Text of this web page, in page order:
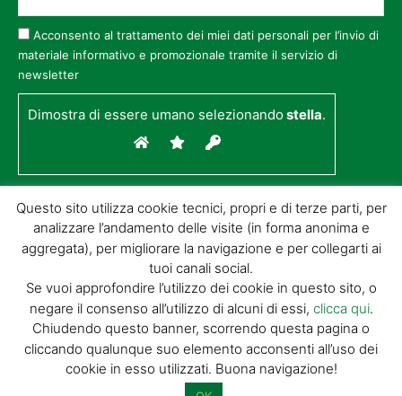
Acconsento al trattamento dei miei dati personali per l’invio di
materiale informativo e promozionale tramite il servizio di
newsletter
Dimostra di essere umano selezionandostella.
© GIORGIO TESI EDITRICE S.R.L. | P.IVA
01732650476 | VIA DI BADIA 14 – 51100 LOC.
BOTTEGONE (PISTOIA) |POWERED BY
ALLYMIND
Cookie Policy
Condizioni
Questo sito utilizza cookie tecnici, propri e di terze parti, per
analizzare l’andamento delle visite (in forma anonima e
aggregata), per migliorare la navigazione e per collegarti ai
tuoi canali social.
Se vuoi approfondire l’utilizzo dei cookie in questo sito, o
negare il consenso all’utilizzo di alcuni di essi, clicca qui.
Chiudendo questo banner, scorrendo questa pagina o
cliccando qualunque suo elemento acconsenti all’uso dei
cookie in esso utilizzati. Buona navigazione!